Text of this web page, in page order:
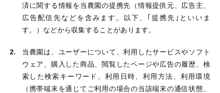
済に関する情報を当農園の提携先（情報提供元、広告主、
広告配信先などを含みます。以下、｢提携先｣といいま
す。）などから収集することがあります。
当農園は、ユーザーについて、利用したサービスやソフト
ウェア、購入した商品、閲覧したページや広告の履歴、検
索した検索キーワード、利用日時、利用方法、利用環境
（携帯端末を通じてご利用の場合の当該端末の通信状態、